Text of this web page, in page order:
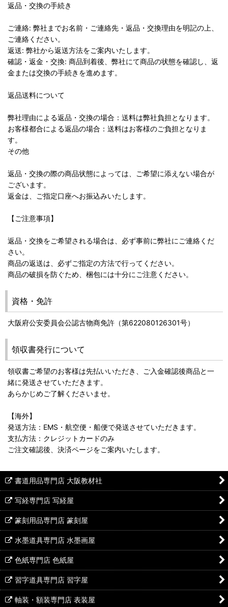
返品・交換の手続き
ご連絡: 弊社までお名前・ご連絡先・返品・交換理由を明記の上、
ご連絡ください。
返送: 弊社から返送方法をご案内いたします。
確認・返金・交換: 商品到着後、弊社にて商品の状態を確認し、返
金または交換の手続きを進めます。
返品送料について
弊社理由による返品・交換の場合：送料は弊社負担となります。
お客様都合による返品の場合：送料はお客様のご負担となりま
す。
その他
返品・交換の際の商品状態によっては、ご希望に添えない場合が
ございます。
返金は、ご指定口座へお振込みいたします。
【ご注意事項】
返品・交換をご希望される場合は、必ず事前に弊社にご連絡くだ
さい。
商品の返送は、必ずご指定の方法で行ってください。
商品の破損を防ぐため、梱包には十分にご注意ください。
資格・免許
大阪府公安委員会公認古物商免許（第622080126301号）
領収書発行について
領収書ご希望のお客様は先払いいただき、ご入金確認後商品と一
緒に発送させていただきます。
あらかじめご了解くださいませ。
【海外】
発送方法：EMS・航空便・船便で発送させていただきます。
支払方法：クレジットカードのみ
ご注文確認後、決済ページをご案内いたします。
書道用品専門店 大阪教材社
写経専門店 写経屋
篆刻用品専門店 篆刻屋
水墨道具専門店 水墨画屋
色紙専門店 色紙屋
習字道具専門店 習字屋
軸装・額装専門店 表装屋